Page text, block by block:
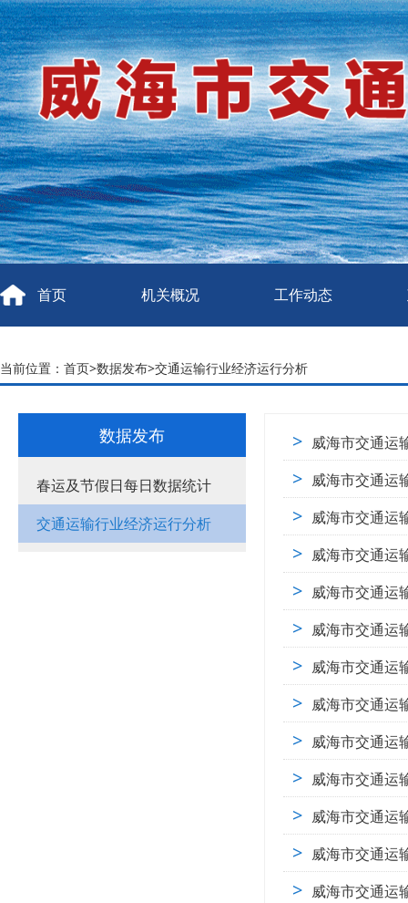
首页 机关概况 工作动态
当前位置： 首页>数据发布>交通运输行业经济运行分析
数据发布
春运及节假日每日数据统计
交通运输行业经济运行分析
> 威海市交通运
> 威海市交通运
> 威海市交通运
> 威海市交通运
> 威海市交通运
> 威海市交通运
> 威海市交通运
> 威海市交通运
> 威海市交通运
> 威海市交通运
> 威海市交通运
> 威海市交通运
> 威海市交通运